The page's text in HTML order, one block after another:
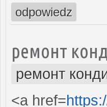
odpowiedz
ремонт
ремонт
<a href=